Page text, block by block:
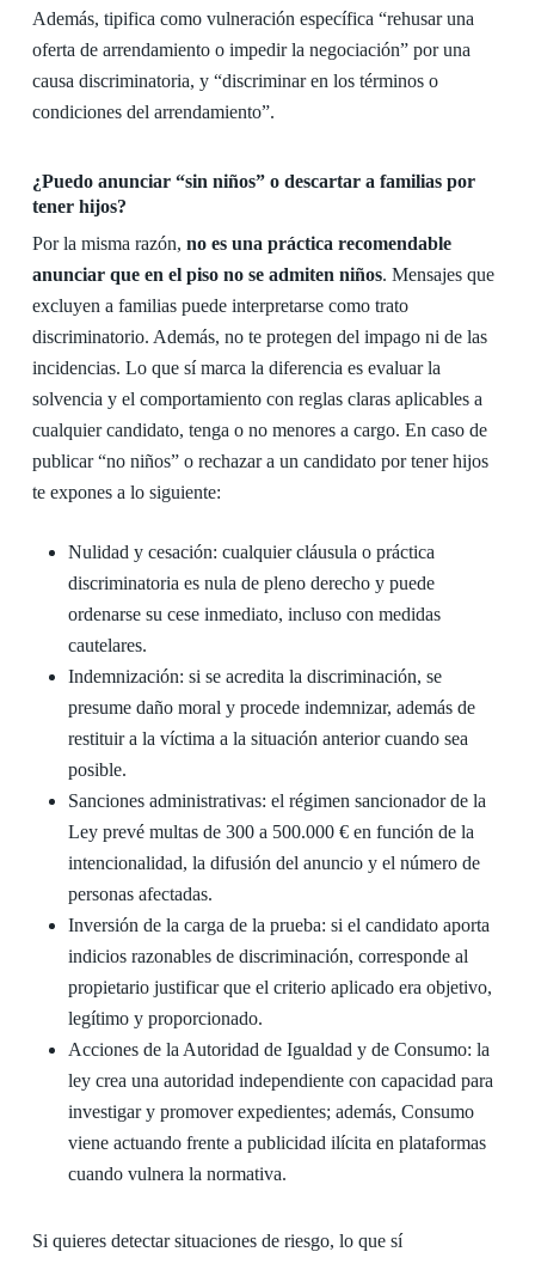
Además, tipifica como vulneración específica “rehusar una
oferta de arrendamiento o impedir la negociación” por una
causa discriminatoria, y “discriminar en los términos o
condiciones del arrendamiento”.
¿Puedo anunciar “sin niños” o descartar a familias por
tener hijos?
Por la misma razón, no es una práctica recomendable
anunciar que en el piso no se admiten niños. Mensajes que
excluyen a familias puede interpretarse como trato
discriminatorio. Además, no te protegen del impago ni de las
incidencias. Lo que sí marca la diferencia es evaluar la
solvencia y el comportamiento con reglas claras aplicables a
cualquier candidato, tenga o no menores a cargo. En caso de
publicar “no niños” o rechazar a un candidato por tener hijos
te expones a lo siguiente:
Nulidad y cesación: cualquier cláusula o práctica
discriminatoria es nula de pleno derecho y puede
ordenarse su cese inmediato, incluso con medidas
cautelares.
Indemnización: si se acredita la discriminación, se
presume daño moral y procede indemnizar, además de
restituir a la víctima a la situación anterior cuando sea
posible.
Sanciones administrativas: el régimen sancionador de la
Ley prevé multas de 300 a 500.000 € en función de la
intencionalidad, la difusión del anuncio y el número de
personas afectadas.
Inversión de la carga de la prueba: si el candidato aporta
indicios razonables de discriminación, corresponde al
propietario justificar que el criterio aplicado era objetivo,
legítimo y proporcionado.
Acciones de la Autoridad de Igualdad y de Consumo: la
ley crea una autoridad independiente con capacidad para
investigar y promover expedientes; además, Consumo
viene actuando frente a publicidad ilícita en plataformas
cuando vulnera la normativa.
Si quieres detectar situaciones de riesgo, lo que sí